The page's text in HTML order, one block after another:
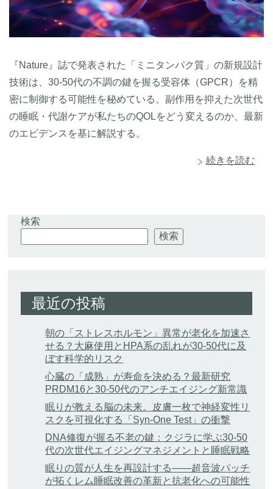
『Nature』誌で発表された「ミニタンパク質」の新規設計
技術は、30-50代の不調の鍵を握る受容体（GPCR）を精
密に制御する可能性を秘めている。副作用を抑えた次世代
の睡眠・代謝ケアが私たちのQOLをどう変えるのか、最新
のエビデンスを基に解説する。
続きを読む
検索
検索
最近の投稿
朝の「ストレスホルモン」異常が老化を加速さ
せる？大麻使用とHPA系の乱れが30-50代に及
ぼす科学的リスク
心臓の「成熟」が寿命を決める？最新研究
PRDM16と30-50代のアンチエイジング新常識
眠りが教える脳の未来。皮膚一枚で神経変性リ
スクを可視化する「Syn-One Test」の衝撃
DNA修復が握る不老の鍵：クジラに学ぶ30-50
代の次世代エイジングマネジメントと睡眠戦略
眠りの質が人生を再設計する——超音波パッチ
が拓くレム睡眠改善の革新と抗老化への可能性